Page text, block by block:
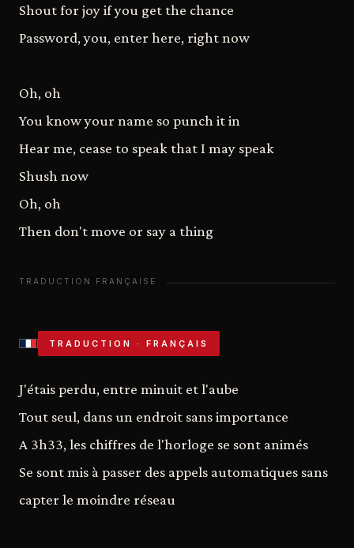
Shout for joy if you get the chance
Password, you, enter here, right now
Oh, oh
You know your name so punch it in
Hear me, cease to speak that I may speak
Shush now
Oh, oh
Then don't move or say a thing
TRADUCTION · FRANÇAIS
J'étais perdu, entre minuit et l'aube
Tout seul, dans un endroit sans importance
A 3h33, les chiffres de l'horloge se sont animés
Se sont mis à passer des appels automatiques sans
capter le moindre réseau